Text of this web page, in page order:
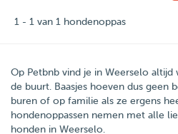
1 - 1 van 1 hondenoppas
Op Petbnb vind je in Weerselo
de buurt. Baasjes hoeven dus geen
buren of op familie als ze ergens
hondenoppassen nemen met alle
honden in Weerselo.